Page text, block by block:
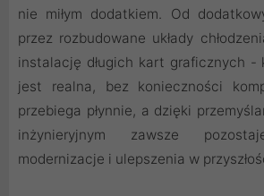
nie miłym dodatkiem. Od
przez rozbudowane układy
instalację długich kart graficznych
jest realna, bez konieczności
przebiega płynnie, a dzięki
inżynieryjnym zawsze
modernizacje i ulepszenia w